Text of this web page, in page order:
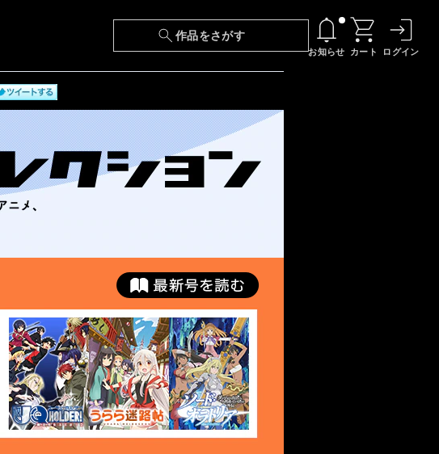
作品をさがす
お知らせ
06/12
【6/13(土)～期間限定】『ニンジャラ』無料配
06/03
『最強の王様、二度目の人生は何をする？』第
24話 配信日変更のお知らせ
05/21
【障害】Android TVにおける不具合に関しまし
て
お知らせ一覧へ
カート ログイン